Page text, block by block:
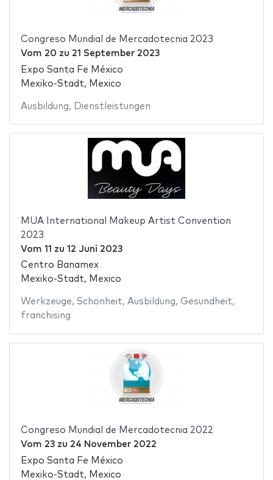
Congreso Mundial de Mercadotecnia 2023
Vom 20 zu 21 September 2023
Expo Santa Fe México
Mexiko-Stadt, Mexico
Ausbildung, Dienstleistungen
MUA International Makeup Artist Convention
2023
Vom 11 zu 12 Juni 2023
Centro Banamex
Mexiko-Stadt, Mexico
Werkzeuge, Schönheit, Ausbildung, Gesundheit,
franchising
Congreso Mundial de Mercadotecnia 2022
Vom 23zu 24 November 2022
Expo Santa Fe México
Mexiko-Stadt, Mexico